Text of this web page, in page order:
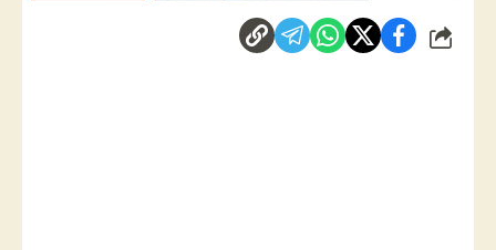
شارك